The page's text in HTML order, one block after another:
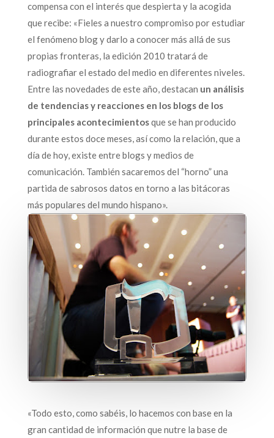
compensa con el interés que despierta y la acogida
que recibe: «Fieles a nuestro compromiso por estudiar
el fenómeno blog y darlo a conocer más allá de sus
propias fronteras, la edición 2010 tratará de
radiografiar el estado del medio en diferentes niveles.
Entre las novedades de este año, destacan un análisis
de tendencias y reacciones en los blogs de los
principales acontecimientosque se han producido
durante estos doce meses, así como la relación, que a
día de hoy, existe entre blogs y medios de
comunicación. También sacaremos del “horno” una
partida de sabrosos datos en torno a las bitácoras
más populares del mundo hispano».
«Todo esto, como sabéis, lo hacemos con base en la
gran cantidad de información que nutre la base de